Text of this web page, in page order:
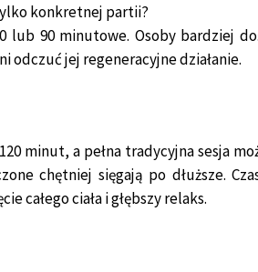
tylko konkretnej partii?
lub 90 minutowe. Osoby bardziej
odczuć jej regeneracyjne działanie.
minut, a pełna tradycyjna sesja
chętniej sięgają po dłuższe.
całego ciała i głębszy relaks.